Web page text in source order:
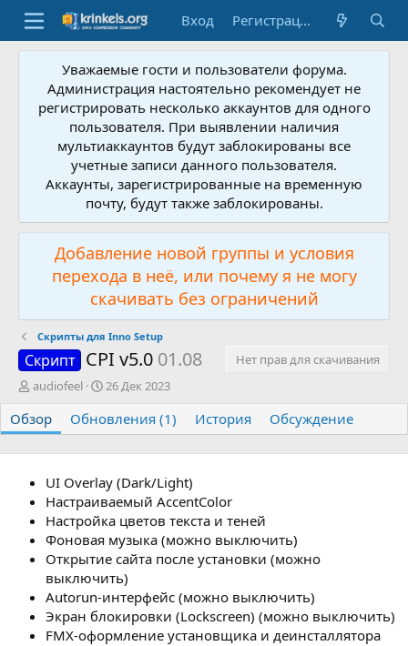
Вход Регистрация
Уважаемые гости и пользователи форума.
Администрация настоятельно рекомендует не
регистрировать несколько аккаунтов для одного
пользователя. При выявлении наличия
мультиаккаунтов будут заблокированы все
учетные записи данного пользователя.
Аккаунты, зарегистрированные на временную
почту, будут также заблокированы.
Добавление новой группы и условия
перехода в неё, или почему я не могу
скачивать без ограничений
Скрипты для Inno Setup
Скрипт CPI v5.0 01.08
Нет прав для скачивания
А
т
о
р
audiofeel
Д
т
а
с
з
д
а
и
я
26 Дек 2023
Обзор Обновления (1) История Обсуждение
UI Overlay (Dark/Light)
Настраиваемый AccentColor
Настройка цветов текста и теней
Фоновая музыка (можно выключить)
Открытие сайта после установки (можно
выключить)
Autorun-интерфейс (можно выключить)
Экран блокировки (Lockscreen) (можно выключить)
FMX-оформление установщика и деинсталлятора